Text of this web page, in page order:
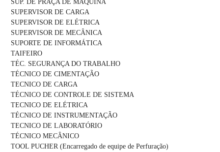
SUP. DE PRAÇA DE MAQUINA
SUPERVISOR DE CARGA
SUPERVISOR DE ELÉTRICA
SUPERVISOR DE MECÂNICA
SUPORTE DE INFORMÁTICA
TAIFEIRO
TÉC. SEGURANÇA DO TRABALHO
TÉCNICO DE CIMENTAÇÃO
TECNICO DE CARGA
TÉCNICO DE CONTROLE DE SISTEMA
TECNICO DE ELÉTRICA
TÉCNICO DE INSTRUMENTAÇÃO
TECNICO DE LABORATÓRIO
TÉCNICO MECÂNICO
TOOL PUCHER (Encarregado de equipe de Perfuração)